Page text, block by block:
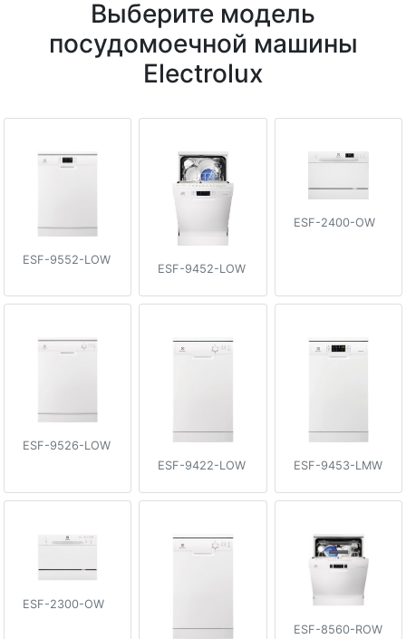
Выберите модель
посудомоечной машины
Electrolux
ESF-9552-LOW
ESF-9452-LOW
ESF-2400-OW
ESF-9526-LOW
ESF-9422-LOW
ESF-9453-LMW
ESF-2300-OW
ESF-8560-ROW